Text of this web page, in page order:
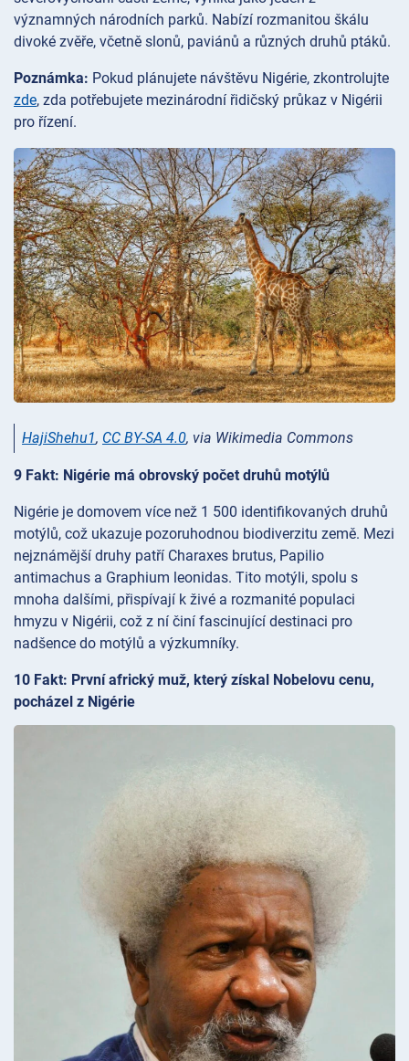
významných národních parků. Nabízí rozmanitou škálu
divoké zvěře, včetně slonů, paviánů a různých druhů ptáků.
Poznámka: Pokud plánujete návštěvu Nigérie, zkontrolujte
zde, zda potřebujete mezinárodní řidičský průkaz v Nigérii
pro řízení.
HajiShehu1, CC BY-SA 4.0, via Wikimedia Commons
9 Fakt: Nigérie má obrovský počet druhů motýlů
Nigérie je domovem více než 1 500 identifikovaných druhů
motýlů, což ukazuje pozoruhodnou biodiverzitu země. Mezi
nejznámější druhy patří Charaxes brutus, Papilio
antimachus a Graphium leonidas. Tito motýli, spolu s
mnoha dalšími, přispívají k živé a rozmanité populaci
hmyzu v Nigérii, což z ní činí fascinující destinaci pro
nadšence do motýlů a výzkumníky.
10 Fakt: První africký muž, který získal Nobelovu cenu,
pocházel z Nigérie